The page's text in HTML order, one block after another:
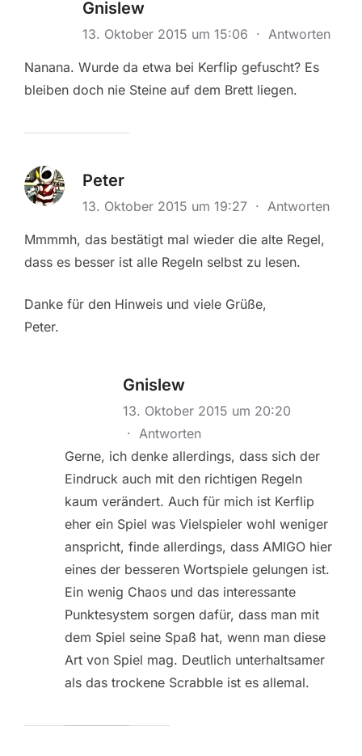
Gnislew
13. Oktober 2015 um 15:06 · Antworten
Nanana. Wurde da etwa bei Kerflip gefuscht? Es
bleiben doch nie Steine auf dem Brett liegen.
Peter
13. Oktober 2015 um 19:27 · Antworten
Mmmmh, das bestätigt mal wieder die alte Regel,
dass es besser ist alle Regeln selbst zu lesen.
Danke für den Hinweis und viele Grüße,
Peter.
Gnislew
13. Oktober 2015 um 20:20
· Antworten
Gerne, ich denke allerdings, dass sich der
Eindruck auch mit den richtigen Regeln
kaum verändert. Auch für mich ist Kerflip
eher ein Spiel was Vielspieler wohl weniger
anspricht, finde allerdings, dass AMIGO hier
eines der besseren Wortspiele gelungen ist.
Ein wenig Chaos und das interessante
Punktesystem sorgen dafür, dass man mit
dem Spiel seine Spaß hat, wenn man diese
Art von Spiel mag. Deutlich unterhaltsamer
als das trockene Scrabble ist es allemal.